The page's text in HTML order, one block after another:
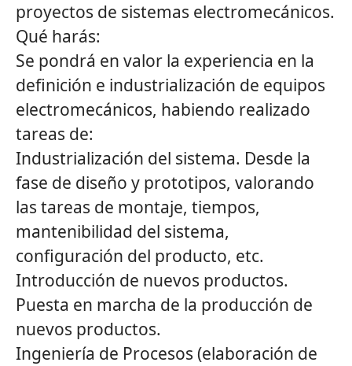
proyectos de sistemas electromecánicos.
Qué harás:
Se pondrá en valor la experiencia en la
definición e industrialización de equipos
electromecánicos, habiendo realizado
tareas de:
Industrialización del sistema. Desde la
fase de diseño y prototipos, valorando
las tareas de montaje, tiempos,
mantenibilidad del sistema,
configuración del producto, etc.
Introducción de nuevos productos.
Puesta en marcha de la producción de
nuevos productos.
Ingeniería de Procesos (elaboración de